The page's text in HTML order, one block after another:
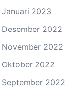
Januari 2023
Desember 2022
November 2022
Oktober 2022
September 2022